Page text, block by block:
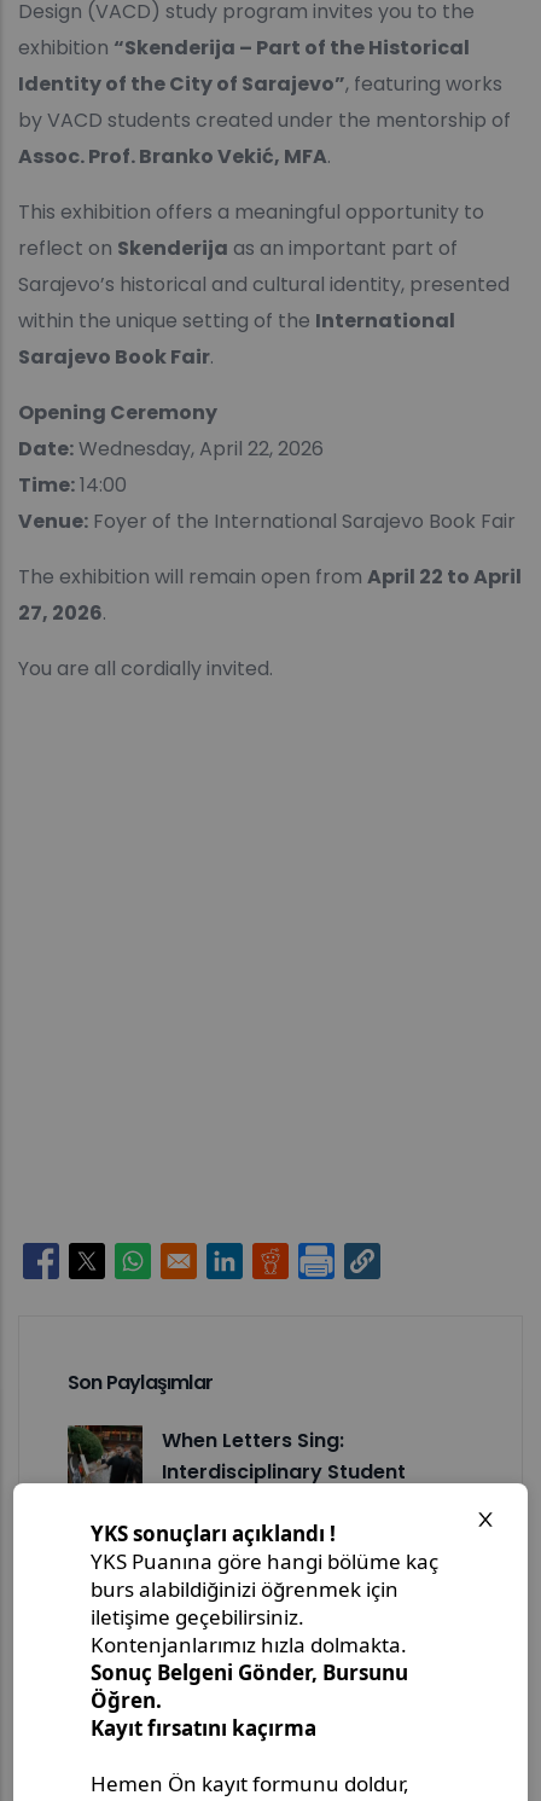
Design (VACD) study program invites you to the
exhibition “Skenderija – Part of the Historical
Identity of the City of Sarajevo”, featuring works
by VACD students created under the mentorship of
Assoc. Prof. Branko Vekić, MFA.
This exhibition offers a meaningful opportunity to
reflect on Skenderija as an important part of
Sarajevo’s historical and cultural identity, presented
within the unique setting of the International
Sarajevo Book Fair.
Opening Ceremony
Date:Wednesday, April 22, 2026
Time:14:00
Venue: Foyer of the International Sarajevo Book Fair
The exhibition will remain open from April 22 to April
27, 2026.
You are all cordially invited.
Opens in a new window
Opens in a new window
Opens in a new window
Opens in a new window
Opens in a new window
Son Paylaşımlar
When Letters Sing:
Interdisciplinary Student
Opens at…
Assistant Prof. Nejira
Mulahmetović Participates in
Global Education Symposium
2026
IUS VACD Öğrencileri, Yerel
Moda Markalarını Yaratıcı